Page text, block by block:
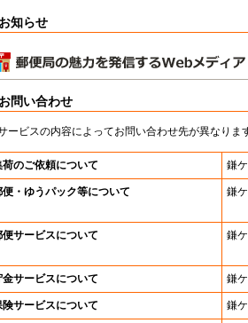
お知らせ
お問い合わせ
ービスの内容によってお問い合わせ先が異なりま
荷のご依頼について 鎌
便・ゆうパック等について 鎌
便サービスについて 鎌
金サービスについて 鎌
険サービスについて 鎌